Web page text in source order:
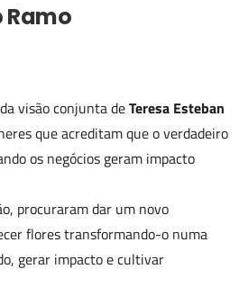
Ramo
visão conjunta deTeresa Esteban
que acreditam que o verdadeiro
os negócios geram impacto
procuraram dar um novo
flores transformando-o numa
gerar impacto e cultivar